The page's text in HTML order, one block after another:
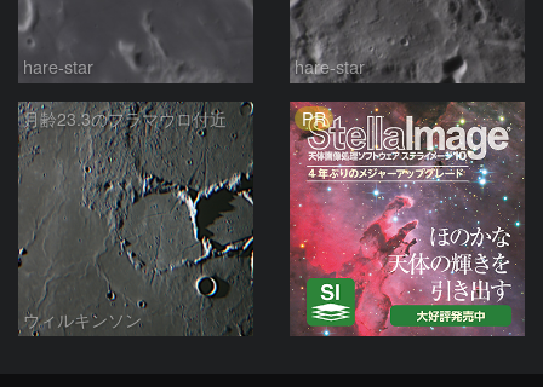
hare-star hare-star
月齢23.3のフラマウロ付近
ウィルキンソン
PR